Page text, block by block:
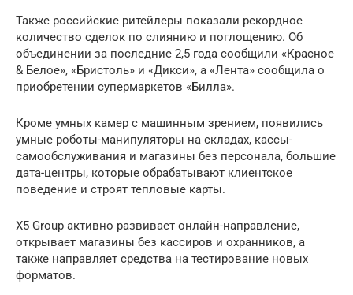
Также российские ритейлеры показали рекордное
количество сделок по слиянию и поглощению. Об
объединении за последние 2,5 года сообщили «Красное
& Белое», «Бристоль» и «Дикси», а «Лента» сообщила о
приобретении супермаркетов «Билла».
Кроме умных камер с машинным зрением, появились
умные роботы-манипуляторы на складах, кассы-
самообслуживания и магазины без персонала, большие
дата-центры, которые обрабатывают клиентское
поведение и строят тепловые карты.
X5 Group активно развивает онлайн-направление,
открывает магазины без кассиров и охранников, а
также направляет средства на тестирование новых
форматов.